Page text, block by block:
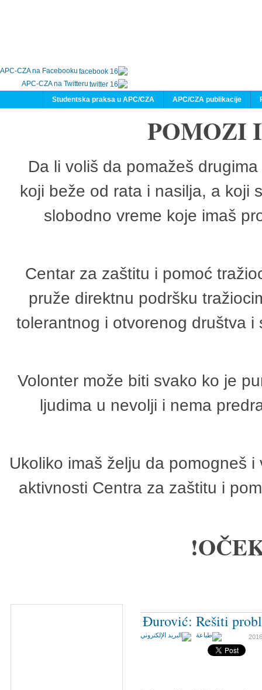
APC-CZA na Facebooku
APC-CZA na Twitteru
APC/CZA publikacije
Studentska praksa u APC/CZA
POMOZI
Da li voliš da pomažeš
koji beže od rata i nasilja, a koji
slobodno vreme koje imaš
Centar za zaštitu i pomoć
pruže direktnu podršku
tolerantnog i otvorenog društva
Volonter može biti svako ko je
ljudima u nevolji i nema
Ukoliko imaš želju da pomogneš
aktivnosti Centra za zaštitu i
Đurović: Rešiti